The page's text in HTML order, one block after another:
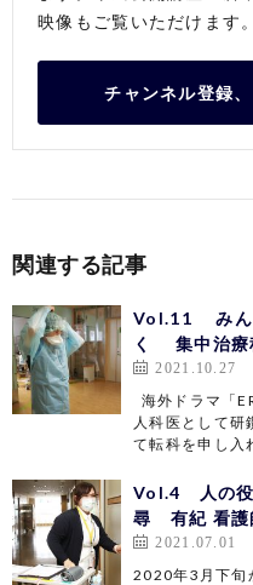
映像もご覧いただけます。
チャンネル登録
関連する記事
Vol.11 みん
く 集中治
2021.10.27
海外ドラマ「
人科医として研
て転科を申し
Vol.4 人の役
尋 有紀 看護
2021.07.01
2020年3月下旬